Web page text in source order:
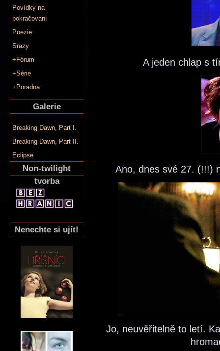
Povídky na
pokračování
Poezie
Srazy
+Fórum
+Série
+Poradna
Galerie
Breaking Dawn, Part I.
Breaking Dawn, Part II.
Eclipse
Non-twilight
tvorba
Nenechte si ujít!
A jeden chlap s
Ano, dnes své 27. (!!!)
Jo, neuvěřitelně to letí.